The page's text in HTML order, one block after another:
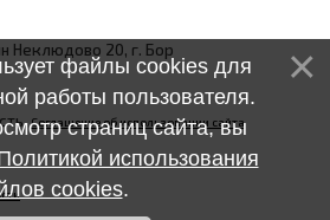
Неклюдово 20, г. Бор
Соглашение об использовании сайта
файлы cookies для
работы пользователя.
страниц сайта, вы
использования
cookies.